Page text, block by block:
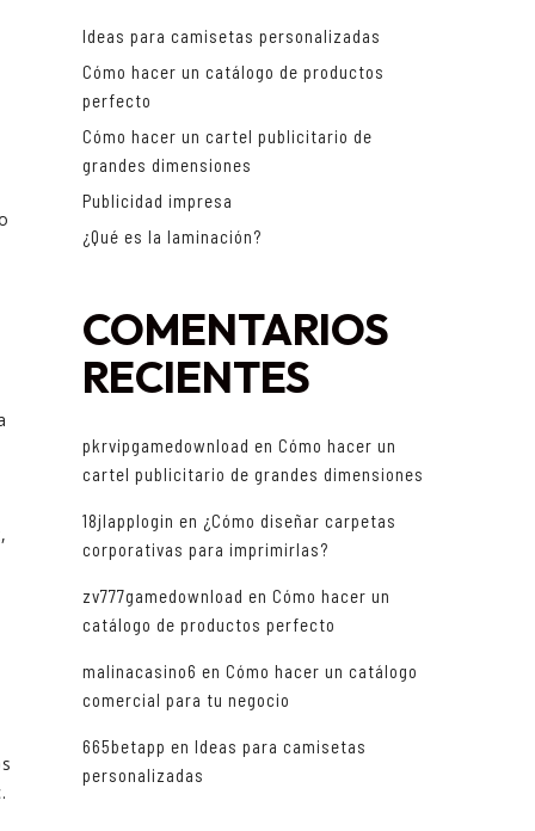
Ideas para camisetas personalizadas
Cómo hacer un catálogo de productos
perfecto
Cómo hacer un cartel publicitario de
grandes dimensiones
Publicidad impresa
¿Qué es la laminación?
COMENTARIOS
RECIENTES
pkrvipgamedownload en Cómo hacer un
cartel publicitario de grandes dimensiones
18jlapplogin en ¿Cómo diseñar carpetas
corporativas para imprimirlas?
zv777gamedownload en Cómo hacer un
catálogo de productos perfecto
malinacasino6 en Cómo hacer un catálogo
comercial para tu negocio
665betapp en Ideas para camisetas
personalizadas